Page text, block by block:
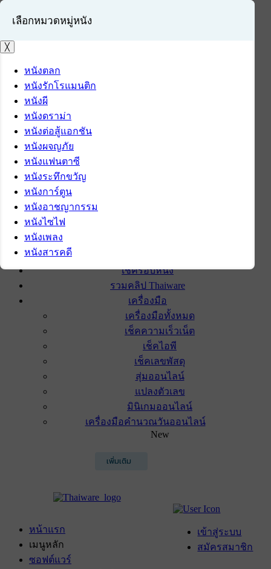
เข้าสู่ระบบ
สมัครสมาชิก
เช็ครอบหนัง
รวมคลิป Thaiware
เครื่องมือ
เครื่องมือทั้งหมด
เช็คความเร็วเน็ต
เช็คไอพี
เช็คเลขพัสดุ
สุ่มออนไลน์
แปลงตัวเลข
มินิเกมออนไลน์
เครื่องมือคำนวณวันออนไลน์
New
เพิ่มเติม
เข้าสู่ระบบ
สมัครสมาชิก
หน้าแรก
เมนูหลัก
ซอฟต์แวร์
เลือกหมวดหมู่หนัง
╳
หนังตลก
หนังรักโรแมนติก
หนังผี
หนังดราม่า
หนังต่อสู้แอกชัน
หนังผจญภัย
หนังแฟนตาซี
หนังระทึกขวัญ
หนังการ์ตูน
หนังอาชญากรรม
หนังไซไฟ
หนังเพลง
หนังสารคดี